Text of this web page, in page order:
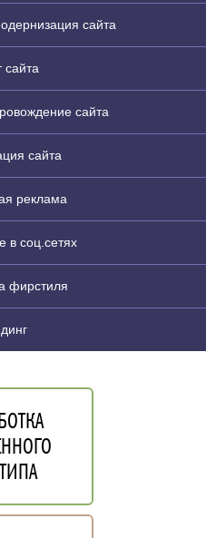
сайта
сайта
сайта
сайта
реклама
в соц.сетях
фирстиля